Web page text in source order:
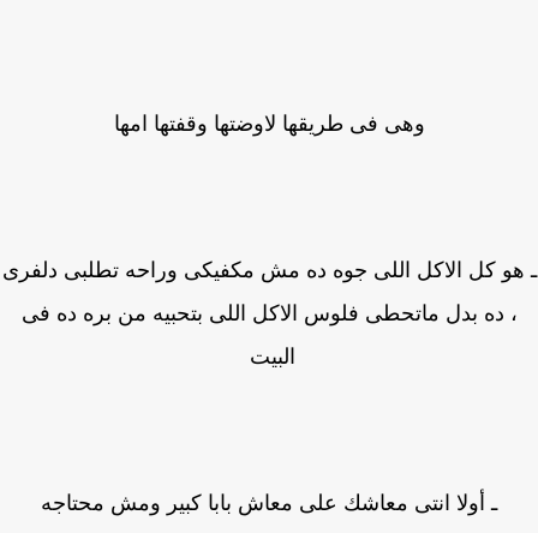
وهى فى طريقها لاوضتها وقفتها امها
كل الاكل اللى جوه ده مش مكفيكى وراحه تطلبى دلفرى
، ده بدل ماتحطى فلوس الاكل اللى بتحبيه من بره ده فى
البيت
ـ أولا انتى معاشك على معاش بابا كبير ومش محتاجه